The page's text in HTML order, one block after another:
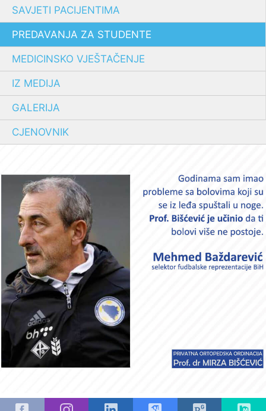
SAVJETI PACIJENTIMA
PREDAVANJA ZA STUDENTE
MEDICINSKO VJEŠTAČENJE
IZ MEDIJA
GALERIJA
CJENOVNIK